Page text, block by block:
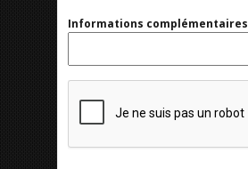
Informations complémentaires